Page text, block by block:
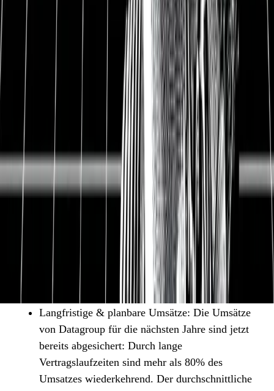
Auftrag, pflegt Server, verkauft die passende
Hardware, hilft zum "Work from Home"-
Übergang und macht IT-Beratung. Oder aus
Kundensicht: Ein verlässlicher IT-Partner für alle
IT-Fragen.
Duale Wachstumsstrategie treibt
Umsatzwachstum an: Die Wachstumstreiber der
Datagroup sind die Akquisition anderer
Unternehmen und das organische Wachstum.
Organisch wächst das Unternehmen lediglich mit
4-6% p.a., was immerhin schneller als das
Marktwachstum ist. 2/3 des Wachstums werden
aber durch M&A (Mergers & Acquisitions)
erwirtschaftet: Es werden IT-Dienstleister
mitsamt Mitarbeitern und Kunden übernommen
und integriert. Das Unternehmen hat einen guten
Track-Rekord mit 25 erfolgreichen Übernahmen.
Langfristige & planbare Umsätze: Die Umsätze
von Datagroup für die nächsten Jahre sind jetzt
bereits abgesichert: Durch lange
Vertragslaufzeiten sind mehr als 80% des
Umsatzes wiederkehrend. Der durchschnittliche